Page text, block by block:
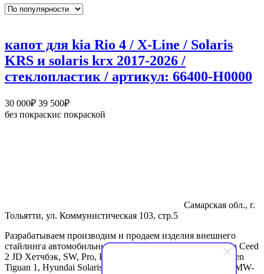
капот для kia Rio 4 / X-Line / Solaris
KRS и solaris krx 2017-2026 /
стеклопластик / артикул: 66400-H0000
30 000₽ 39 500₽Диапазон
цен:
без покраскис покраской
Самарская обл., г.
Тольятти, ул. Коммунистическая 103, стр.5
Разрабатываем производим и продаем изделия внешнего
стайлинга автомобильных марок Kia Rio 3, Kia Rio 4, Kia Ceed
2 JD Хетчбэк, SW, Pro, Kia Ceed 3 CD Хетчбэк, Volkswagen
Tiguan 1, Hyundai Solaris 2. Спойлеры для BMW-3(f30), BMW-